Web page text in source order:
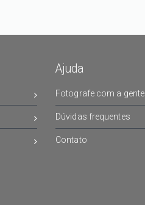
Ajuda
Fotografe com a gente
Dúvidas frequentes
Contato